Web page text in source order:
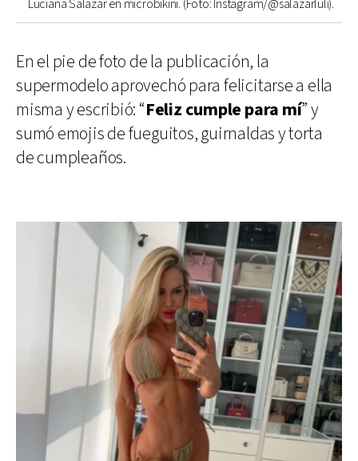
Luciana Salazar en microbikini. (Foto: Instagram/@salazarluli).
En el pie de foto de la publicación, la
supermodelo aprovechó para felicitarse a ella
misma y escribió: “Feliz cumple para mí” y
sumó emojis de fueguitos, guirnaldas y torta
de cumpleaños.